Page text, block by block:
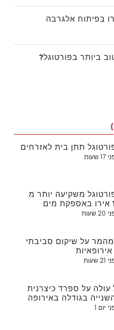
ביותר בפורטוגל?
תתן בית לאזרחים
שעות
משקיעה יותר מ
שעות
מהמר על שיקום סביבתי
שעות
עולה על ספרד כיצרנית
בגודלה באירופה
יום 1